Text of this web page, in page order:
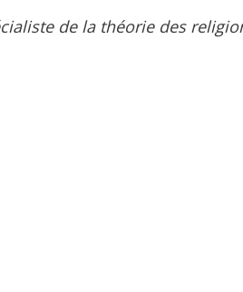
de la théorie des